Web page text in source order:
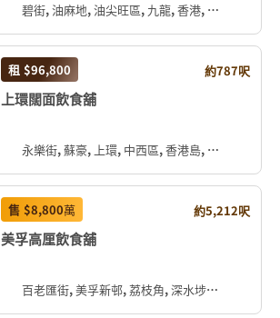
碧街, 油麻地, 油尖旺區, 九龍, 香港, 中国
租 $96,800 約787呎
上環闊面飲食舖
永樂街, 蘇豪, 上環, 中西區, 香港島, 香港, 中国
售 $8,800萬 約5,212呎
美孚高厘飲食舖
百老匯街, 美孚新邨, 荔枝角, 深水埗區, 九龍, 香港, 中国